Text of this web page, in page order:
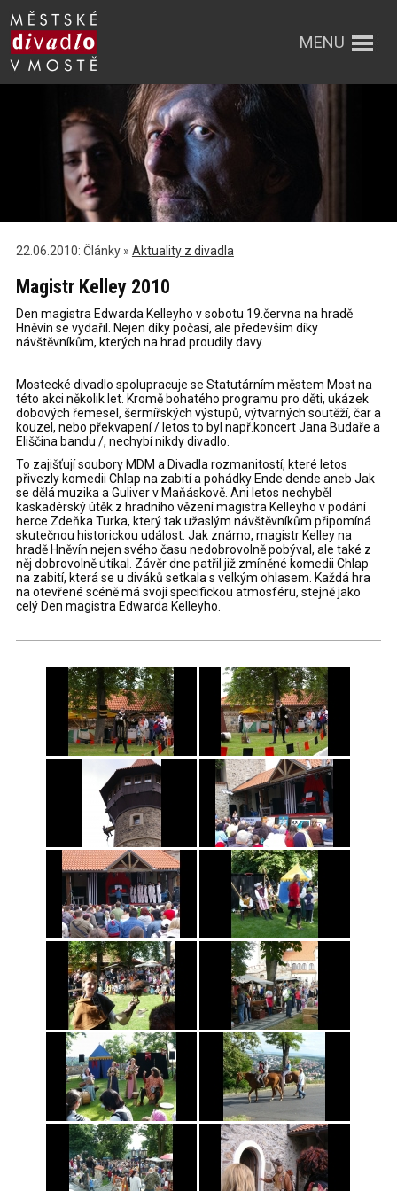
MENU
22.06.2010: Články » Aktuality z divadla
Magistr Kelley 2010
Den magistra Edwarda Kelleyho v sobotu 19.června na hradě
Hněvín se vydařil. Nejen díky počasí, ale především díky
návštěvníkům, kterých na hrad proudily davy.
Mostecké divadlo spolupracuje se Statutárním městem Most na
této akci několik let. Kromě bohatého programu pro děti, ukázek
dobových řemesel, šermířských výstupů, výtvarných soutěží, čar a
kouzel, nebo překvapení / letos to byl např.koncert Jana Budaře a
Eliščina bandu /, nechybí nikdy divadlo.
To zajišťují soubory MDM a Divadla rozmanitostí, které letos
přivezly komedii Chlap na zabití a pohádky Ende dende aneb Jak
se dělá muzika a Guliver v Maňáskově. Ani letos nechyběl
kaskadérský útěk z hradního vězení magistra Kelleyho v podání
herce Zdeňka Turka, který tak užaslým návštěvníkům připomíná
skutečnou historickou událost. Jak známo, magistr Kelley na
hradě Hněvín nejen svého času nedobrovolně pobýval, ale také z
něj dobrovolně utíkal. Závěr dne patřil již zmíněné komedii Chlap
na zabití, která se u diváků setkala s velkým ohlasem. Každá hra
na otevřené scéně má svoji specifickou atmosféru, stejně jako
celý Den magistra Edwarda Kelleyho.